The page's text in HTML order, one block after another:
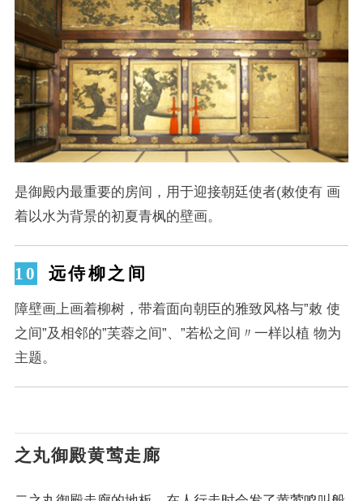
是御殿内最重要的房间，用于迎接朝廷使者(敕使有 画
着以水为背景的初夏青枫的壁画。
远侍柳之间
障壁画上画着柳树，带着面向朝臣的雅致风格与”敕 使
之间”及相邻的”芙蓉之间”、”若松之间〃一样以植 物为
主题。
之丸御殿黄莺走廊